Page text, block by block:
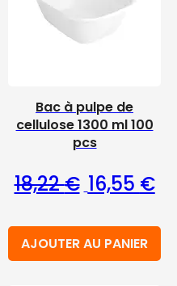
Bac à pulpe de
cellulose 1300 ml 100
pcs
18,22€ Le prix
16,55 €Le
AJOUTER AU PANIER